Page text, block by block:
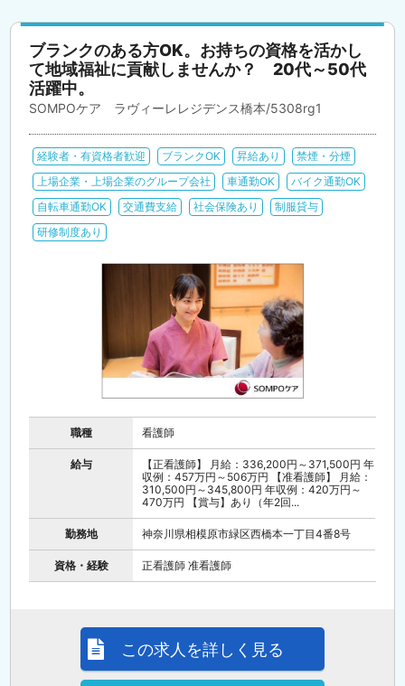
ブランクのある方OK。お持ちの資格を活かし
て地域福祉に貢献しませんか？ 20代～50代
活躍中。
SOMPOケア ラヴィーレレジデンス橋本/5308rg1
経験者・有資格者歓迎 ブランクOK 昇給あり
禁煙・分煙
上場企業・上場企業のグループ会社
車通勤OK
バイク通勤OK
自転車通勤OK
交通費支給 社会保険あり
制服貸与
研修制度あり
職種 看護師
給与
【正看護師】 月給：336,200円～371,500円 年
収例：457万円～506万円 【准看護師】 月給：
310,500円～345,800円 年収例：420万円～
470万円 【賞与】あり（年2回...
勤務地 神奈川県相模原市緑区西橋本一丁目4番8号
資格・経験 正看護師 准看護師
この求人を詳しく見る